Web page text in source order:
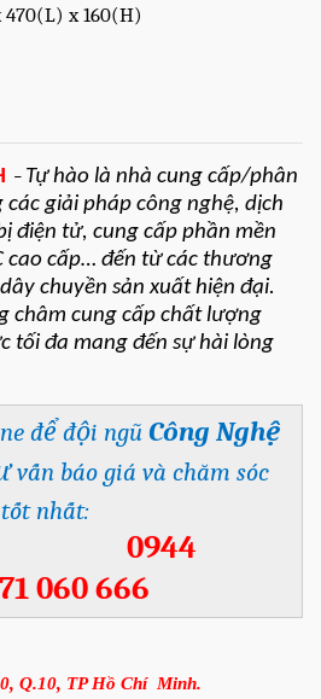
x 160(H)
– Tự hào là nhà cung cấp/phân
giải pháp công nghệ, dịch
điện tử, cung cấp phần mền
cao cấp… đến từ các thương
chuyền sản xuất hiện đại.
châm cung cấp chất lượng
tối đa mang đến sự hài lòng
để đội ngũ Công Nghệ
vấn báo giá và chăm sóc
nhất:
0944
060 666
Q.10, TP Hồ Chí Minh.